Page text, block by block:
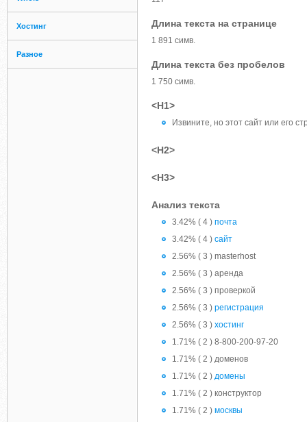
Хостинг
Разное
Длина текста на странице
1 891 симв.
Длина текста без пробелов
1 750 симв.
<H1>
Извините, но этот сайт или его
<H2>
<H3>
Анализ текста
3.42% ( 4 ) почта
3.42% ( 4 ) сайт
2.56% ( 3 ) masterhost
2.56% ( 3 ) аренда
2.56% ( 3 ) проверкой
2.56% ( 3 ) регистрация
2.56% ( 3 ) хостинг
1.71% ( 2 ) 8-800-200-97-20
1.71% ( 2 ) доменов
1.71% ( 2 ) домены
1.71% ( 2 ) конструктор
1.71% ( 2 ) москвы